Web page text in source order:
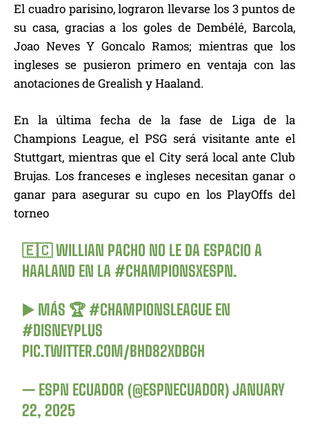
El cuadro parisino, lograron llevarse los 3 puntos de
su casa, gracias a los goles de Dembélé, Barcola,
Joao Neves Y Goncalo Ramos; mientras que los
ingleses se pusieron primero en ventaja con las
anotaciones de Grealish y Haaland.
En la última fecha de la fase de Liga de la
Champions League, el PSG será visitante ante el
Stuttgart, mientras que el City será local ante Club
Brujas. Los franceses e ingleses necesitan ganar o
ganar para asegurar su cupo en los PlayOffs del
torneo
🇪🇨 WILLIAN PACHO NO LE DA ESPACIO A
HAALAND EN LA#CHAMPIONSXESPN.
▶️ MÁS 🏆#CHAMPIONSLEAGUE EN
#DISNEYPLUS
PIC.TWITTER.COM/BHD82XDBGH
— ESPN ECUADOR (@ESPNECUADOR)JANUARY
22, 2025